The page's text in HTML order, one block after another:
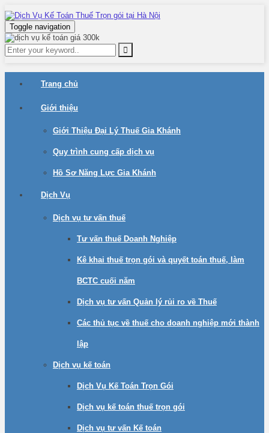
Toggle navigation
Trang chủ
Giới thiệu
Giới Thiệu Đại Lý Thuế Gia Khánh
Quy trình cung cấp dịch vụ
Hồ Sơ Năng Lực Gia Khánh
Dịch Vụ
Dịch vụ tư vấn thuế
Tư vấn thuế Doanh Nghiệp
Kê khai thuế trọn gói và quyết toán thuế, làm
BCTC cuối năm
Dịch vụ tư vấn Quản lý rủi ro về Thuế
Các thủ tục về thuế cho doanh nghiệp mới thành
lập
Dịch vụ kế toán
Dịch Vụ Kế Toán Trọn Gói
Dịch vụ kế toán thuế trọn gói
Dịch vụ tư vấn Kế toán